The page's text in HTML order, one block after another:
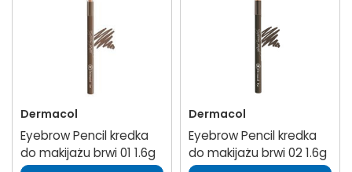
Dermacol
Eyebrow Pencil kredka
do makijażu brwi 01 1.6g
Dermacol
Eyebrow Pencil kredka
do makijażu brwi 02 1.6g